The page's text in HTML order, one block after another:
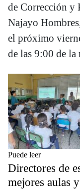
de Corrección
Najayo
el próximo
de las 9:00 de la
Puede leer
Directores de
mejores aulas